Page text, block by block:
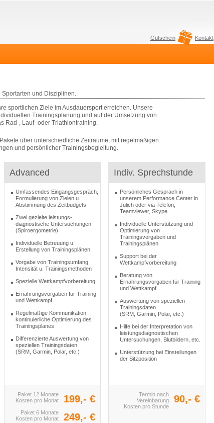
Gutschein Kontakt
und Disziplinen.
sportlichen Ziele im Ausdauersport erreichen. Unsere
Trainingsplanung und auf der Umsetzung von
Rad-, Lauf- oder Triathlontraining.
über unterschiedliche Zeiträume, mit regelmäßigen
und persönlicher Trainingsbegleitung.
Advanced
Umfassendes Eingangsgespräch,
Formulierung von Zielen u.
Abstimmung des Zeitbudgets
Zwei gezielte leistungs-
diagnostische Untersuchungen
(Spiroergometrie)
Individuelle Betreuung u.
Erstellung von Trainingsplänen
Vorgabe von Trainingsumfang,
Intensität u. Trainingsmethoden
Spezielle Wettkampfvorbereitung
Ernährungsvorgaben für Training
und Wettkampf.
Regelmäßige Kommunikation,
kontinuierliche Optimierung des
Trainingsplanes
Differenzierte Auswertung von
speziellen Trainingsdaten
(SRM, Garmin, Polar, etc.)
Indiv. Sprechstunde
Persönliches Gespräch in
unserem Performance Center in
Jülich oder via Telefon,
Teamviewer, Skype
Individuelle Unterstützung und
Optimierung von
Trainingsvorgaben und
Trainingsplänen
Support bei der
Wettkampfvorbereitung
Beratung von
Ernährungsvorgaben für Training
und Wettkampf
Auswertung von speziellen
Trainingsdaten
(SRM, Garmin, Polar, etc.)
Hilfe bei der Interpretation von
leistungsdiagnostischen
Untersuchungen, Blutbildern, etc.
Unterstützung bei Einstellungen
der Sitzposition
199,- €
Paket 12 Monate
Kosten pro Monat
249,- €
Paket 6 Monate
Kosten pro Monat
90,- €
Termin nach
Vereinbarung
Kosten pro Stunde